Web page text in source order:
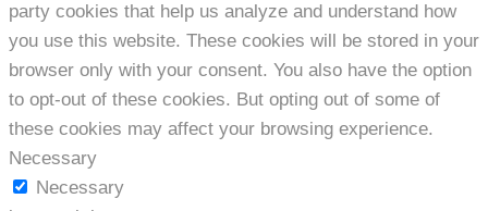
party cookies that help us analyze and understand how
you use this website. These cookies will be stored in your
browser only with your consent. You also have the option
to opt-out of these cookies. But opting out of some of
these cookies may affect your browsing experience.
Necessary
Necessary